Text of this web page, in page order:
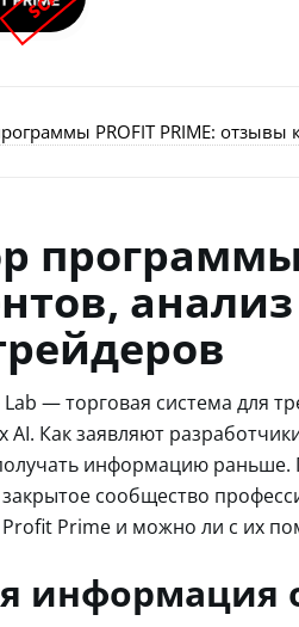
PROFIT PRIME:
программы
— торговая система для
AI. Как заявляют
информацию
сообщество
Profit Prime и можно ли с их
информация